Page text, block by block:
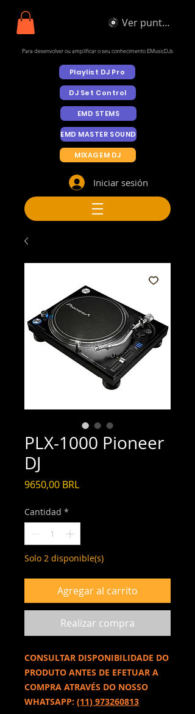
Ver puntos
Para desenvolver ou amplificar o seu conhecimento EMusicDJs
Playlist DJ Pro
DJ Set Control
EMD STEMS
EMD MASTER SOUND
MIXAGEM DJ
Iniciar sesión
PLX-1000 Pioneer
DJ
9650,00 BRLPrecio
Cantidad *
Solo 2 disponible(s)
Agregar al carrito
Realizar compra
CONSULTAR DISPONIBILIDADE DO
PRODUTO ANTES DE EFETUAR A
COMPRA ATRAVÉS DO NOSSO
WHATSAPP: (11) 973260813